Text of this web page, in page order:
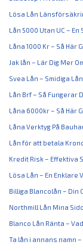
Lösa Lån
Lån 5000 Utan UC –
Låna 1000 Kr – Så Här
Jak lån – Lär Dig Mer
Svea Lån – Smidiga
Lån Brf – Så Fungerar
Låna 6000kr – Så Här
Låna Verktyg På
Lån för att betala
Kredit Risk – Effektiva
Lösa Lån – En Enklare
Billiga Blancolån – Din
Northmill Lån Mina
Blanco Lån Ränta –
Ta lån i annans namn